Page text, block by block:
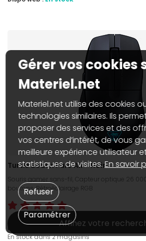
Turtle Beach Pure Air - Noir
Souris gamer sans-fil, Capteur optique 26
boutons, Rétroéclairage RGB
Dispo web :
En stock
En stock dans 2 magasins
Affinez votre
Gérer vos cookies
Materiel.net
Materiel.net utilise des cookies
technologies similaires. Ils
proposer des services et des
vos centres d’intérêt, de vous
meilleure expérience utilisateur
statistiques de visites.En savoir
Paramétrer
Refuser